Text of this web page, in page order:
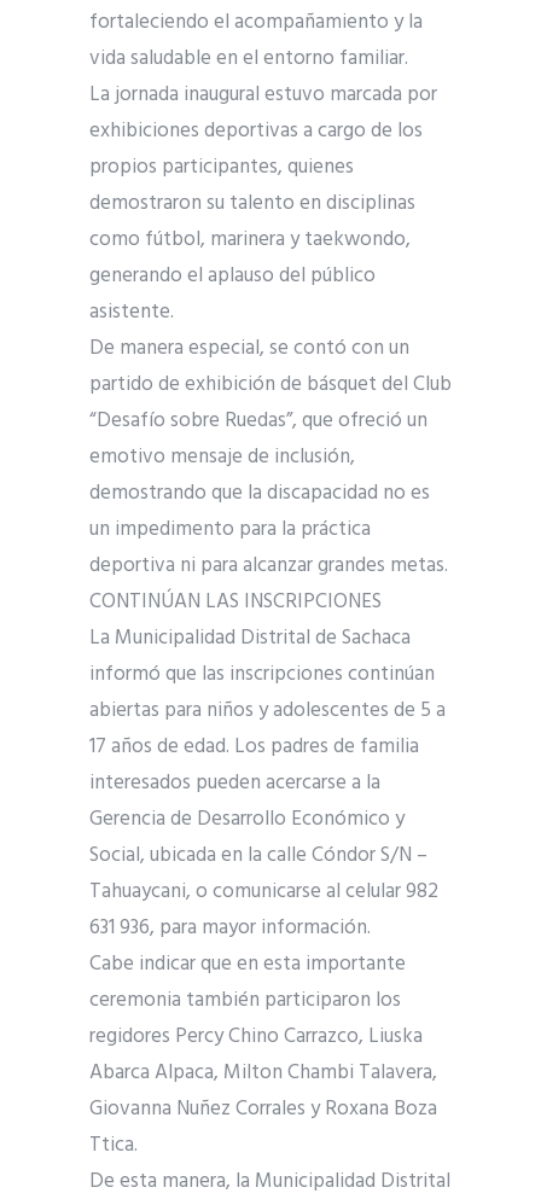
fortaleciendo el acompañamiento y la
vida saludable en el entorno familiar.
La jornada inaugural estuvo marcada por
exhibiciones deportivas a cargo de los
propios participantes, quienes
demostraron su talento en disciplinas
como fútbol, marinera y taekwondo,
generando el aplauso del público
asistente.
De manera especial, se contó con un
partido de exhibición de básquet del Club
“Desafío sobre Ruedas”, que ofreció un
emotivo mensaje de inclusión,
demostrando que la discapacidad no es
un impedimento para la práctica
deportiva ni para alcanzar grandes metas.
CONTINÚAN LAS INSCRIPCIONES
La Municipalidad Distrital de Sachaca
informó que las inscripciones continúan
abiertas para niños y adolescentes de 5 a
17 años de edad. Los padres de familia
interesados pueden acercarse a la
Gerencia de Desarrollo Económico y
Social, ubicada en la calle Cóndor S/N –
Tahuaycani, o comunicarse al celular 982
631 936, para mayor información.
Cabe indicar que en esta importante
ceremonia también participaron los
regidores Percy Chino Carrazco, Liuska
Abarca Alpaca, Milton Chambi Talavera,
Giovanna Nuñez Corrales y Roxana Boza
Ttica.
De esta manera, la Municipalidad Distrital